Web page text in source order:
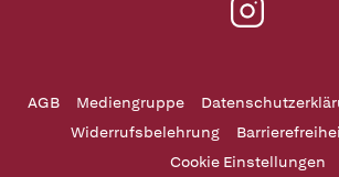
AGB Mediengruppe
Widerrufsbelehrung
Cookie Einstellungen